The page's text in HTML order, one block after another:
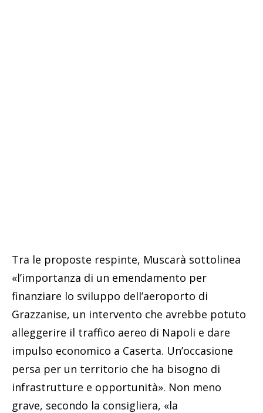
Tra le proposte respinte, Muscarà sottolinea
«l’importanza di un emendamento per
finanziare lo sviluppo dell’aeroporto di
Grazzanise, un intervento che avrebbe potuto
alleggerire il traffico aereo di Napoli e dare
impulso economico a Caserta. Un’occasione
persa per un territorio che ha bisogno di
infrastrutture e opportunità». Non meno
grave, secondo la consigliera, «la